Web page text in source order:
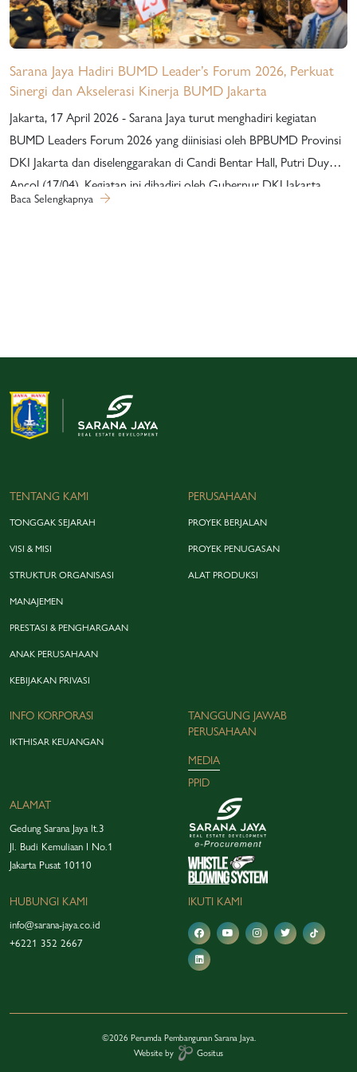
Sarana Jaya Hadiri BUMD Leader’s Forum 2026, Perkuat
Sinergi dan Akselerasi Kinerja BUMD Jakarta
Jakarta, 17 April 2026 - Sarana Jaya turut menghadiri kegiatan
BUMD Leaders Forum 2026 yang diinisiasi oleh BPBUMD Provinsi
DKI Jakarta dan diselenggarakan di Candi Bentar Hall, Putri Duyung
Ancol (17/04). Kegiatan ini dihadiri oleh Gubernur DKI Jakarta,
jajaran Direksi BUMD, serta pimpinan anak perusahaan sebagai
Baca Selengkapnya
TENTANG KAMI
TONGGAK SEJARAH
VISI & MISI
STRUKTUR ORGANISASI
MANAJEMEN
PRESTASI & PENGHARGAAN
ANAK PERUSAHAAN
KEBIJAKAN PRIVASI
PERUSAHAAN
PROYEK BERJALAN
PROYEK PENUGASAN
ALAT PRODUKSI
INFO KORPORASI
IKTHISAR KEUANGAN
TANGGUNG JAWAB
PERUSAHAAN
MEDIA
PPID
ALAMAT
Gedung Sarana Jaya lt.3
Jl. Budi Kemuliaan I No.1
Jakarta Pusat 10110
HUBUNGI KAMI
info@sarana-jaya.co.id
+6221 352 2667
IKUTI KAMI
©2026 Perumda Pembangunan Sarana Jaya.
Website by
Gositus